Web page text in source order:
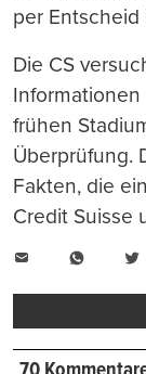
per Entscheid
Die CS
frühen
Überprüfung.
Fakten, die
Credit Suisse